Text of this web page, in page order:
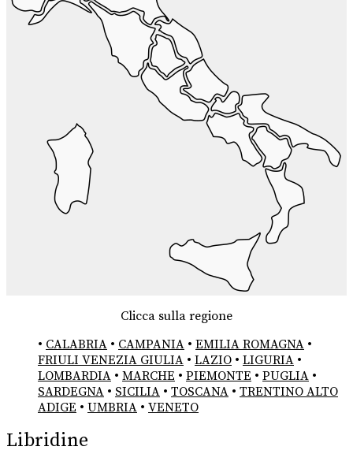
Clicca sulla regione
• CALABRIA • CAMPANIA • EMILIA ROMAGNA •
FRIULI VENEZIA GIULIA • LAZIO • LIGURIA •
LOMBARDIA • MARCHE • PIEMONTE • PUGLIA •
SARDEGNA • SICILIA • TOSCANA • TRENTINO ALTO
ADIGE • UMBRIA • VENETO
Libridine